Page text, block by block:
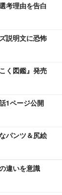
考理由を告白
説明文に恐怖
く図鑑』発売
1ページ公開
パンツ＆尻絵
違いを意識